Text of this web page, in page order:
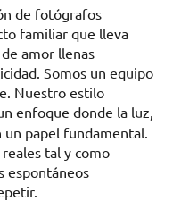
de fotógrafos
familiar que lleva
amor llenas
Somos un equipo
Nuestro estilo
enfoque donde la luz,
papel fundamental.
tal y como
espontáneos